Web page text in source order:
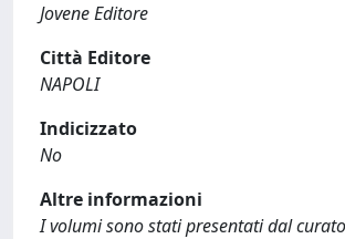
Jovene Editore
Città Editore
NAPOLI
Indicizzato
No
Altre informazioni
I volumi sono stati presentati dal